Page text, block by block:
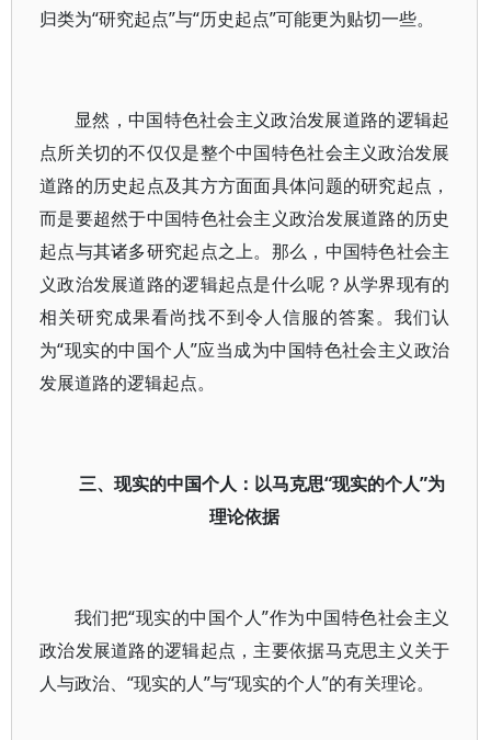
归类为“研究起点”与“历史起点”可能更为贴切一些。
显然，中国特色社会主义政治发展道路的逻辑起
点所关切的不仅仅是整个中国特色社会主义政治发展
道路的历史起点及其方方面面具体问题的研究起点，
而是要超然于中国特色社会主义政治发展道路的历史
起点与其诸多研究起点之上。那么，中国特色社会主
义政治发展道路的逻辑起点是什么呢？从学界现有的
相关研究成果看尚找不到令人信服的答案。我们认
为“现实的中国个人”应当成为中国特色社会主义政治
发展道路的逻辑起点。
三、现实的中国个人：以马克思“现实的个人”为
理论依据
我们把“现实的中国个人”作为中国特色社会主义
政治发展道路的逻辑起点，主要依据马克思主义关于
人与政治、“现实的人”与“现实的个人”的有关理论。